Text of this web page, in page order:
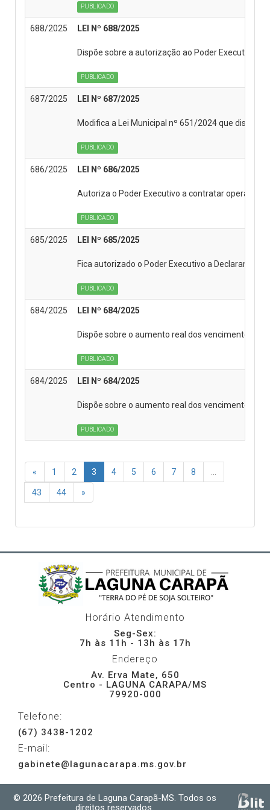
PUBLICADO
688/2025 LEI Nº 688/2025
Dispõe sobre a autorização ao Poder Executivo
PUBLICADO
687/2025 LEI Nº 687/2025
Modifica a Lei Municipal nº 651/2024 que dispõe
PUBLICADO
686/2025 LEI Nº 686/2025
Autoriza o Poder Executivo a contratar operação
PUBLICADO
685/2025 LEI Nº 685/2025
Fica autorizado o Poder Executivo a Declarar de
PUBLICADO
684/2025 LEI Nº 684/2025
Dispõe sobre o aumento real dos vencimentos
PUBLICADO
684/2025 LEI Nº 684/2025
Dispõe sobre o aumento real dos vencimentos
PUBLICADO
« 1 2 3 4 5 6 7 8
43 44 »
Horário Atendimento
Seg-Sex:
7h às 11h - 13h às 17h
Endereço
Av. Erva Mate, 650
Centro - LAGUNA CARAPA/MS
79920-000
Telefone:
(67) 3438-1202
E-mail:
gabinete@lagunacarapa.ms.gov.br
© 2026 Prefeitura de Laguna Carapã-MS. Todos os
direitos reservados.